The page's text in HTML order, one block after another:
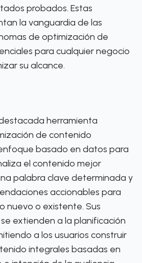
probados. Estas
la vanguardia de las
de optimización de
para cualquier negocio
su alcance.
herramienta
de contenido
basado en datos para
el contenido mejor
palabra clave determinada y
accionables para
nuevo o existente. Sus
extienden a la planificación
a los usuarios construir
integrales basadas en